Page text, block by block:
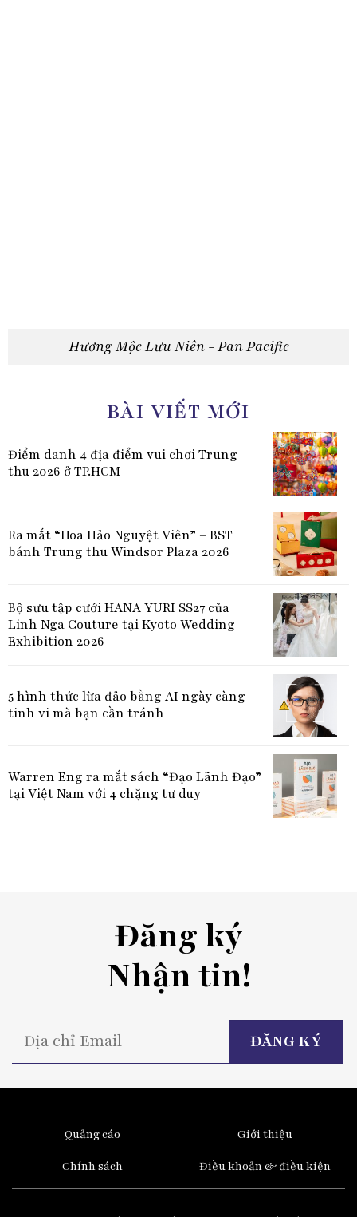
Hương Mộc Lưu Niên - Pan Pacific
BÀI VIẾT MỚI
Điểm danh 4 địa điểm vui chơi Trung
thu 2026 ở TP.HCM
Ra mắt “Hoa Hảo Nguyệt Viên” – BST
bánh Trung thu Windsor Plaza 2026
Bộ sưu tập cưới HANA YURI SS27 của
Linh Nga Couture tại Kyoto Wedding
Exhibition 2026
5 hình thức lừa đảo bằng AI ngày càng
tinh vi mà bạn cần tránh
Warren Eng ra mắt sách “Đạo Lãnh Đạo”
tại Việt Nam với 4 chặng tư duy
Đăng ký
Nhận tin!
Quảng cáo Giới thiệu
Chính sách Điều khoản & điều kiện